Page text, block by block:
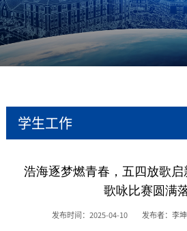
学生工作
浩海逐梦燃青春，五四放歌
歌咏比赛圆满
发布时间：2025-04-10 发布者：李